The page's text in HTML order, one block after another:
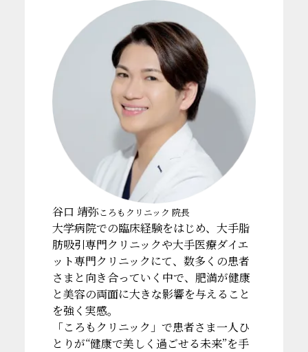
谷口 靖弥ころもクリニック 院長
大学病院での臨床経験をはじめ、大手脂
肪吸引専門クリニックや大手医療ダイエ
ット専門クリニックにて、数多くの患者
さまと向き合っていく中で、肥満が健康
と美容の両面に大きな影響を与えること
を強く実感。
「ころもクリニック」で患者さま一人ひ
とりが“健康で美しく過ごせる未来”を手